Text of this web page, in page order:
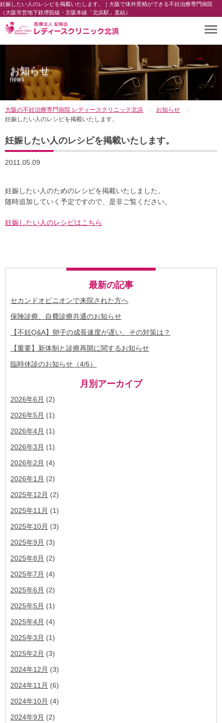
妊娠したい人のレシピを掲載いたします。｜大阪で体外受精ができる不妊治療専門病院
（大阪市営地下鉄堺筋線・京阪本線「北浜駅」直結）
お知らせ
news
大阪の不妊治療専門病院 レディースクリニック北浜
お知らせ
妊娠したい人のレシピを掲載いたします。
妊娠したい人のレシピを掲載いたします。
2011.05.09
妊娠したい人のためのレシピを掲載いたしました。
随時追加していく予定ですので、是非ご覧ください。
妊娠したい人のレシピはこちら
最新の記事
セカンドオピニオンで来院された方へ
保険診療、自費診療共通のお知らせ
【不妊Q&A】卵子の成長速度が遅い、その対策は？
【重要】新体制と診療再開に関するお知らせ
臨時休診のお知らせ（4/6）
月別アーカイブ
2026年6月 (2)
2026年5月 (1)
2026年4月 (1)
2026年3月 (1)
2026年2月 (4)
2026年1月 (2)
2025年12月 (2)
2025年11月 (1)
2025年10月 (3)
2025年9月 (3)
2025年8月 (2)
2025年7月 (4)
2025年6月 (2)
2025年5月 (1)
2025年4月 (4)
2025年3月 (1)
2025年2月 (3)
2024年12月 (3)
2024年11月 (6)
2024年10月 (4)
2024年9月 (2)